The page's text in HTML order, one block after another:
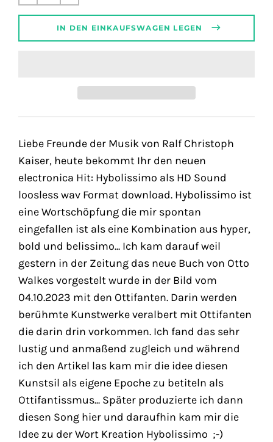
Preis
IN DEN EINKAUFSWAGEN LEGEN
Liebe Freunde der Musik von Ralf Christoph
Kaiser, heute bekommt Ihr den neuen
electronica Hit: Hybolissimo als HD Sound
loosless wav Format download. Hybolissimo ist
eine Wortschöpfung die mir spontan
eingefallen ist als eine Kombination aus hyper,
bold und belissimo... Ich kam darauf weil
gestern in der Zeitung das neue Buch von Otto
Walkes vorgestelt wurde in der Bild vom
04.10.2023 mit den Ottifanten. Darin werden
berühmte Kunstwerke veralbert mit Ottifanten
die darin drin vorkommen. Ich fand das sehr
lustig und anmaßend zugleich und während
ich den Artikel las kam mir die idee diesen
Kunstsil als eigene Epoche zu betiteln als
Ottifantissmus... Später produzierte ich dann
diesen Song hier und daraufhin kam mir die
Idee zu der Wort Kreation Hybolissimo ;-)